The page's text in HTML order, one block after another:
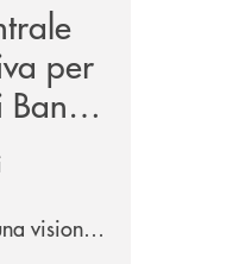
per
visione